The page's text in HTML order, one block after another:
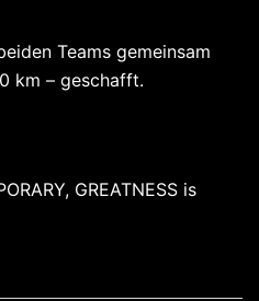
Teams gemeinsam
km – geschafft.
GREATNESS is